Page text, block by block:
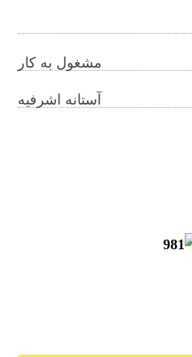
مشغول به کار
آستانه اشرفیه